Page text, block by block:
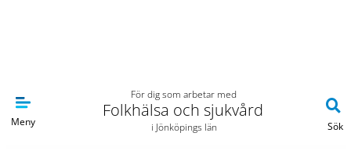
Meny
För dig som arbetar med
Folkhälsa och sjukvård
i Jönköpings län Sök